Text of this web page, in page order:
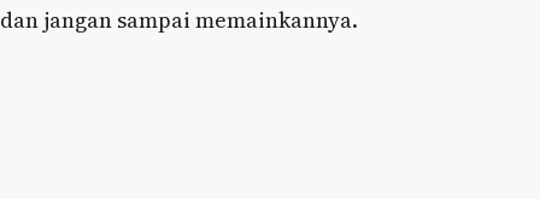
dan jangan sampai memainkannya.